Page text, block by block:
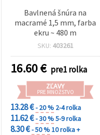
Bavlnená šnúra na
macramé 1,5 mm, farba
ekru ~ 480 m
SKU: 403261
16.60€ pre1 rolka
ZĽAVY
PRE MNOŽSTVO
13.28 €- 20 % 2-4 rolka
11.62 €- 30 %5-9 rolka
8.30 €- 50 %10 rolka +